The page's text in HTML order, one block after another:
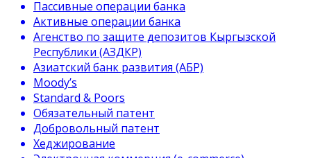
Пассивные операции банка
Активные операции банка
Агенство по защите депозитов Кыргызской
Республики (АЗДКР)
Азиатский банк развития (АБР)
Moody’s
Standard & Poors
Обязательный патент
Добровольный патент
Хеджирование